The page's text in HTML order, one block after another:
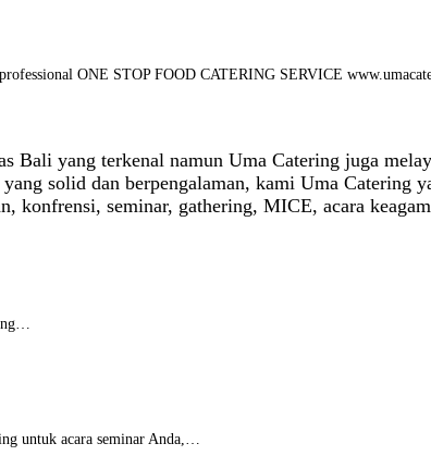
ONE STOP FOOD CATERING SERVICE
Bali yang terkenal namun Uma Catering juga
solid dan berpengalaman, kami Uma Catering
konfrensi, seminar, gathering, MICE, acara
untuk acara seminar Anda,…